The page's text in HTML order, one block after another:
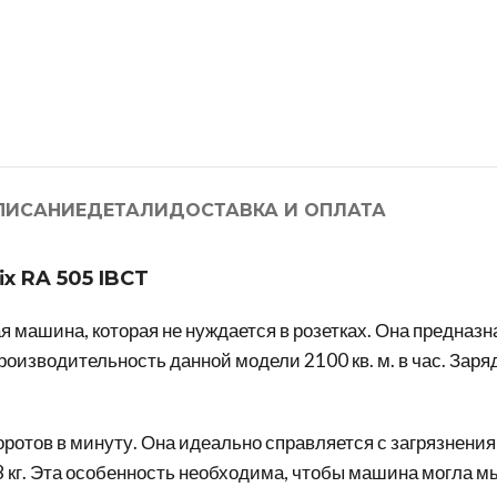
ДЕТАЛИ ДОСТАВКА И ОПЛАТА
RA 505 IBCT
которая не нуждается в розетках. Она
данной модели 2100 кв. м. в час.
в минуту. Она идеально справляется с
Эта особенность необходима, чтобы машина могла